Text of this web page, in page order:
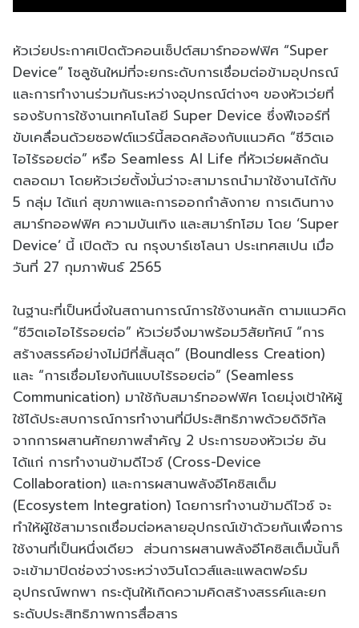
หัวเว่ยประกาศเปิดตัวคอนเซ็ปต์สมาร์ทออฟฟิศ “Super
Device” โซลูชันใหม่ที่จะยกระดับการเชื่อมต่อข้ามอุปกรณ์
และการทำงานร่วมกันระหว่างอุปกรณ์ต่างๆ ของหัวเว่ยที่
รองรับการใช้งานเทคโนโลยี Super Device ซึ่งฟีเจอร์ที่
ขับเคลื่อนด้วยซอฟต์แวร์นี้สอดคล้องกับแนวคิด “ชีวิตเอ
ไอไร้รอยต่อ” หรือ Seamless AI Life ที่หัวเว่ยผลักดัน
ตลอดมา โดยหัวเว่ยตั้งมั่นว่าจะสามารถนำมาใช้งานได้กับ
5 กลุ่ม ได้แก่ สุขภาพและการออกกำลังกาย การเดินทาง
สมาร์ทออฟฟิศ ความบันเทิง และสมาร์ทโฮม โดย ‘Super
Device’ นี้ เปิดตัว ณ กรุงบาร์เซโลนา ประเทศสเปน เมื่อ
วันที่ 27 กุมภาพันธ์ 2565
ในฐานะที่เป็นหนึ่งในสถานการณ์การใช้งานหลัก ตามแนวคิด
“ชีวิตเอไอไร้รอยต่อ” หัวเว่ยจึงมาพร้อมวิสัยทัศน์ “การ
สร้างสรรค์อย่างไม่มีที่สิ้นสุด” (Boundless Creation)
และ “การเชื่อมโยงกันแบบไร้รอยต่อ” (Seamless
Communication) มาใช้กับสมาร์ทออฟฟิศ โดยมุ่งเป้าให้ผู้
ใช้ได้ประสบการณ์การทำงานที่มีประสิทธิภาพด้วยดิจิทัล
จากการผสานศักยภาพสำคัญ 2 ประการของหัวเว่ย อัน
ได้แก่ การทำงานข้ามดีไวซ์ (Cross-Device
Collaboration) และการผสานพลังอีโคซิสเต็ม
(Ecosystem Integration) โดยการทำงานข้ามดีไวซ์ จะ
ทำให้ผู้ใช้สามารถเชื่อมต่อหลายอุปกรณ์เข้าด้วยกันเพื่อการ
ใช้งานที่เป็นหนึ่งเดียว ส่วนการผสานพลังอีโคซิสเต็มนั้นก็
จะเข้ามาปิดช่องว่างระหว่างวินโดวส์และแพลตฟอร์ม
อุปกรณ์พกพา กระตุ้นให้เกิดความคิดสร้างสรรค์และยก
ระดับประสิทธิภาพการสื่อสาร